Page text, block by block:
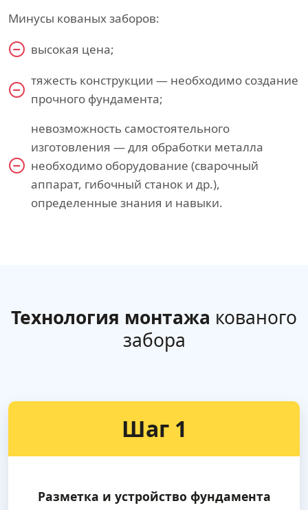
Минусы кованых заборов:
высокая цена;
тяжесть конструкции — необходимо создание
прочного фундамента;
невозможность самостоятельного
изготовления — для обработки металла
необходимо оборудование (сварочный
аппарат, гибочный станок и др.),
определенные знания и навыки.
Технология монтажа кованого
забора
Шаг 1
Разметка и устройство фундамента